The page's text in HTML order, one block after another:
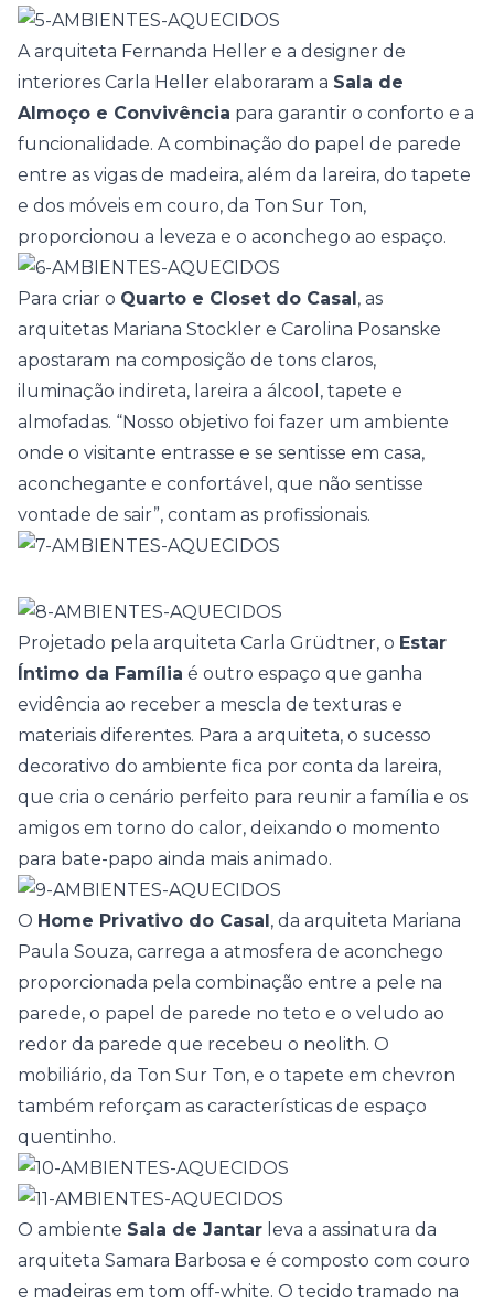
A arquiteta Fernanda Heller e a designer de
interiores Carla Heller elaboraram a Sala de
Almoço e Convivência para garantir o conforto e a
funcionalidade. A combinação do papel de parede
entre as vigas de madeira, além da lareira, do tapete
e dos móveis em couro, da Ton Sur Ton,
proporcionou a leveza e o aconchego ao espaço.
Para criar o Quarto e Closet do Casal, as
arquitetas Mariana Stockler e Carolina Posanske
apostaram na composição de tons claros,
iluminação indireta, lareira a álcool, tapete e
almofadas. “Nosso objetivo foi fazer um ambiente
onde o visitante entrasse e se sentisse em casa,
aconchegante e confortável, que não sentisse
vontade de sair”, contam as profissionais.
Projetado pela arquiteta Carla Grüdtner, o Estar
Íntimo da Família é outro espaço que ganha
evidência ao receber a mescla de texturas e
materiais diferentes. Para a arquiteta, o sucesso
decorativo do ambiente fica por conta da lareira,
que cria o cenário perfeito para reunir a família e os
amigos em torno do calor, deixando o momento
para bate-papo ainda mais animado.
O Home Privativo do Casal, da arquiteta Mariana
Paula Souza, carrega a atmosfera de aconchego
proporcionada pela combinação entre a pele na
parede, o papel de parede no teto e o veludo ao
redor da parede que recebeu o neolith. O
mobiliário, da Ton Sur Ton, e o tapete em chevron
também reforçam as características de espaço
quentinho.
O ambiente Sala de Jantar leva a assinatura da
arquiteta Samara Barbosa e é composto com couro
e madeiras em tom off-white. O tecido tramado na